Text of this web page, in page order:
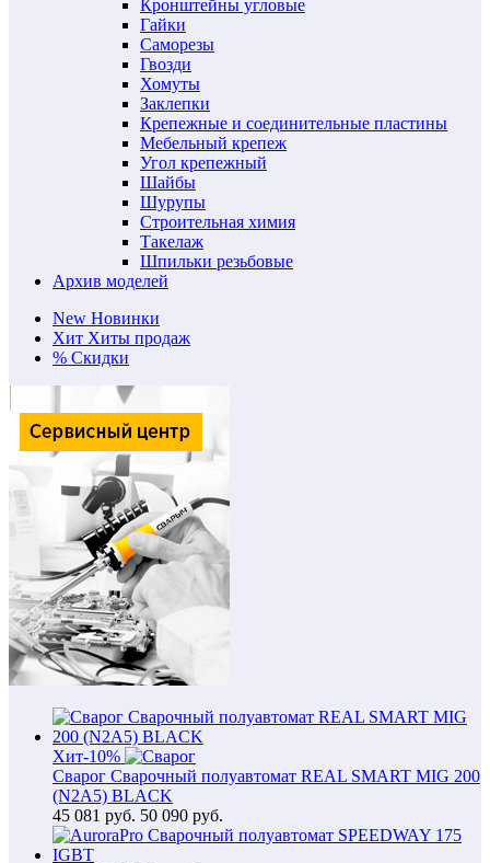
Кронштейны угловые
Гайки
Саморезы
Гвозди
Хомуты
Заклепки
Крепежные и соединительные пластины
Мебельный крепеж
Угол крепежный
Шайбы
Шурупы
Строительная химия
Такелаж
Шпильки резьбовые
Архив моделей
New Новинки
Хит Хиты продаж
% Скидки
Хит-10%
Сварог Сварочный полуавтомат REAL SMART MIG 200
(N2A5) BLACK
45 081 руб. 50 090 руб.